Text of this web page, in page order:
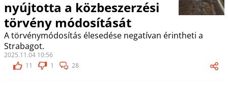
nyújtotta a közbeszerzési
törvény módosítását
A törvénymódosítás élesedése negatívan érintheti a
Strabagot.
2025.11.04 10:56
11
1 28